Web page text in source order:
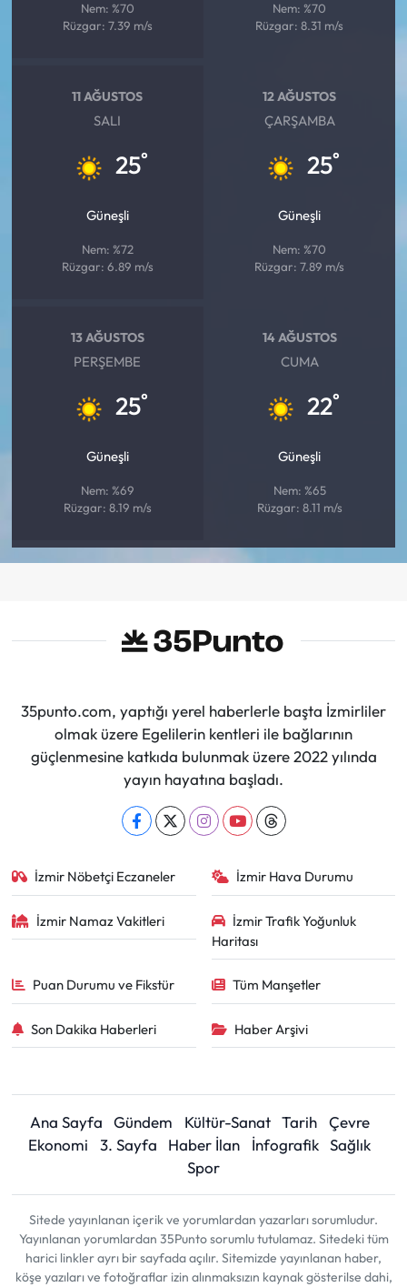
Nem: %70
Rüzgar: 7.39 m/s
Nem: %70
Rüzgar: 8.31 m/s
11 AĞUSTOS
SALI
25°
Güneşli
Nem: %72
Rüzgar: 6.89 m/s
12 AĞUSTOS
ÇARŞAMBA
25°
Güneşli
Nem: %70
Rüzgar: 7.89 m/s
13 AĞUSTOS
PERŞEMBE
25°
Güneşli
Nem: %69
Rüzgar: 8.19 m/s
14 AĞUSTOS
CUMA
22°
Güneşli
Nem: %65
Rüzgar: 8.11 m/s
35punto.com, yaptığı yerel haberlerle başta İzmirliler
olmak üzere Egelilerin kentleri ile bağlarının
güçlenmesine katkıda bulunmak üzere 2022 yılında
yayın hayatına başladı.
İzmir Nöbetçi Eczaneler İzmir Hava Durumu
İzmir Namaz Vakitleri
İzmir Trafik Yoğunluk
Haritası
Puan Durumu ve Fikstür Tüm Manşetler
Son Dakika Haberleri Haber Arşivi
Ana Sayfa Gündem Kültür-Sanat Tarih
Çevre
Ekonomi
3. Sayfa Haber İlan İnfografik Sağlık
Spor
Sitede yayınlanan içerik ve yorumlardan yazarları sorumludur.
Yayınlanan yorumlardan 35Punto sorumlu tutulamaz. Sitedeki tüm
harici linkler ayrı bir sayfada açılır. Sitemizde yayınlanan haber,
köşe yazıları ve fotoğraflar izin alınmaksızın kaynak gösterilse dahi,